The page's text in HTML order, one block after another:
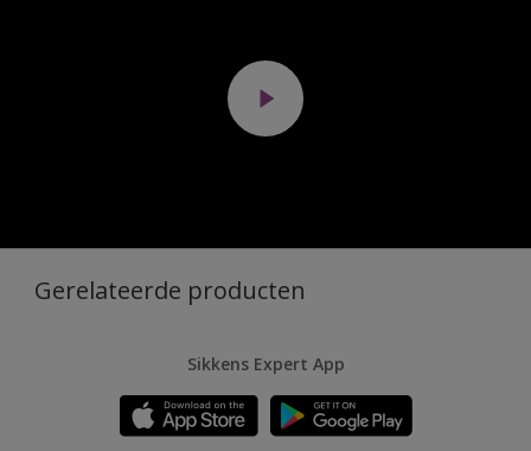
Gerelateerde producten
Sikkens Expert App